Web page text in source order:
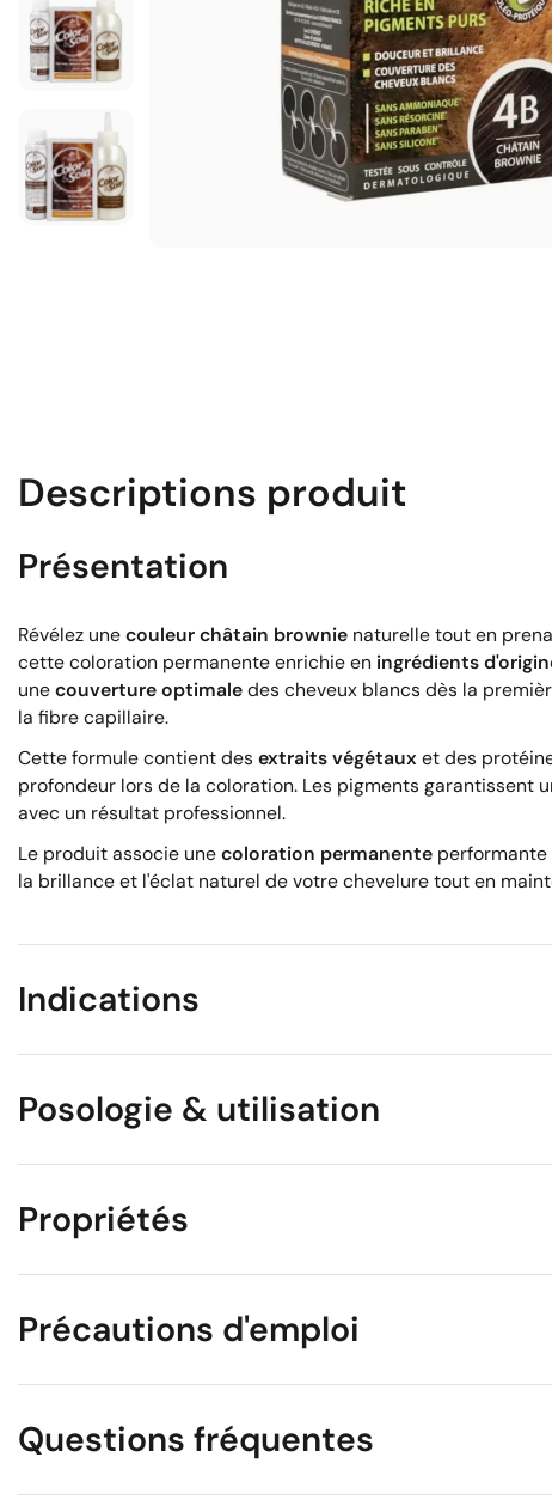
Descriptions produit
Présentation
Révélez unecouleur châtain brownie naturelle tout en
cette coloration permanente enrichie en ingrédients
unecouverture optimaledes cheveux blancs dès la
la fibre capillaire.
Cette formule contient des extraits végétaux et des
profondeur lors de la coloration. Les pigments garantissent
avec un résultat professionnel.
Le produit associe unecoloration permanente
la brillance et l'éclat naturel de votre chevelure tout en
Indications
Posologie & utilisation
Propriétés
Précautions d'emploi
Questions fréquentes